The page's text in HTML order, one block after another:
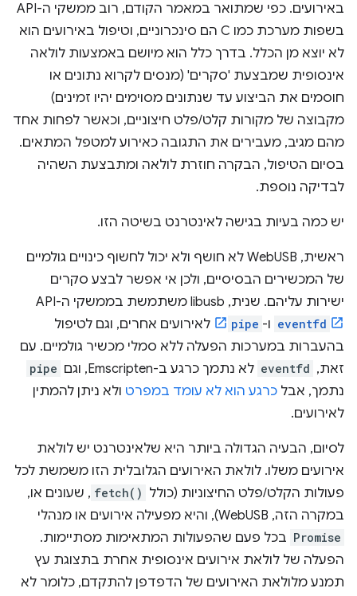
באירועים. כפי שמתואר במאמר הקודם, רוב ממשקי ה-API
בשפות מערכת כמו C הם סינכרוניים, וטיפול באירועים הוא
לא יוצא מן הכלל. בדרך כלל הוא מיושם באמצעות לולאה
אינסופית שמבצעת 'סקרים' (מנסים לקרוא נתונים או
חוסמים את הביצוע עד שנתונים מסוימים יהיו זמינים)
מקבוצה של מקורות קלט/פלט חיצוניים, וכאשר לפחות אחד
מהם מגיב, מעבירים את התגובה כאירוע למטפל המתאים.
בסיום הטיפול, הבקרה חוזרת לולאה ומתבצעת השהיה
לבדיקה נוספת.
יש כמה בעיות בגישה לאינטרנט בשיטה הזו.
ראשית, WebUSB לא חושף ולא יכול לחשוף כינויים גולמיים
של המכשירים הבסיסיים, ולכן אי אפשר לבצע סקרים
ישירות עליהם. שנית, libusb משתמשת בממשקי ה-API
eventfd ו- pipe
לאירועים אחרים, וגם לטיפול
בהעברות במערכות הפעלה ללא סמלי מכשיר גולמיים. עם
זאת, eventfd לא נתמך כרגע ב-Emscripten, וגם pipe
נתמך, אבל כרגע הוא לא עומד במפרט ולא ניתן להמתין
לאירועים.
לסיום, הבעיה הגדולה ביותר היא שלאינטרנט יש לולאת
אירועים משלו. לולאת האירועים הגלובלית הזו משמשת לכל
פעולות הקלט/פלט החיצוניות (כולל fetch() , שעונים או,
במקרה הזה, WebUSB), והיא מפעילה אירועים או מנהלי
Promise בכל פעם שהפעולות המתאימות מסתיימות.
הפעלה של לולאת אירועים אינסופית אחרת בתצוגת עץ
תמנע מלולאת האירועים של הדפדפן להתקדם, כלומר לא